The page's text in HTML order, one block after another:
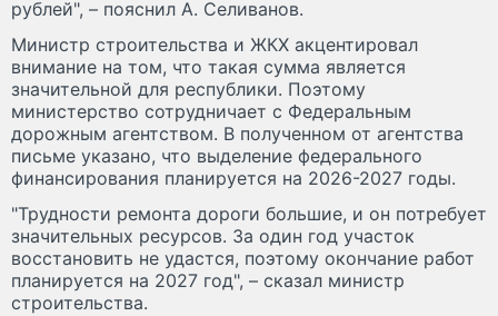
рублей", – пояснил А. Селиванов.
Министр строительства и ЖКХ акцентировал
внимание на том, что такая сумма является
значительной для республики. Поэтому
министерство сотрудничает с Федеральным
дорожным агентством. В полученном от агентства
письме указано, что выделение федерального
финансирования планируется на 2026-2027 годы.
"Трудности ремонта дороги большие, и он потребует
значительных ресурсов. За один год участок
восстановить не удастся, поэтому окончание работ
планируется на 2027 год", – сказал министр
строительства.